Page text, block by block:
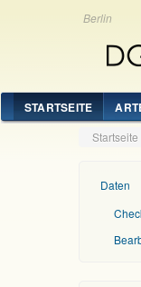
Berlin
STARTSEITE
Startseite
Daten